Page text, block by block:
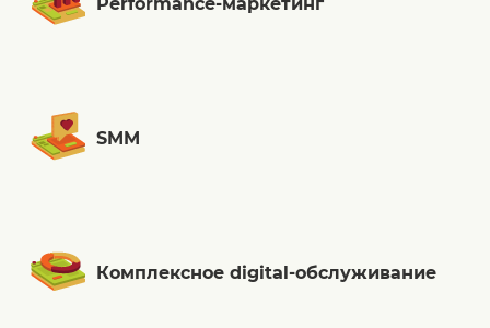
SMM
Комплексное digital-обслуживание